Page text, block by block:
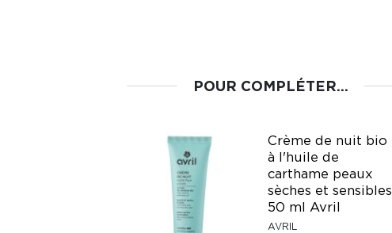
POUR COMPLÉTER...
Crème de nuit bio
à l'huile de
carthame peaux
sèches et sensibles
50 ml Avril
AVRIL